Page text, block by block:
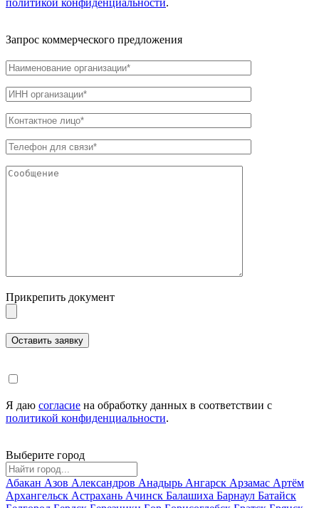
политикой конфиденциальности.
Запрос коммерческого предложения
Прикрепить документ
Я даю согласие на обработку данных в соответствии с
политикой конфиденциальности.
Выберите город
Абакан Азов Александров Анадырь Ангарск Арзамас Артём
Архангельск Астрахань Ачинск Балашиха Барнаул Батайск